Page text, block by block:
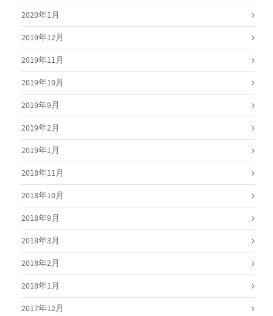
2020年1月
2019年12月
2019年11月
2019年10月
2019年9月
2019年2月
2019年1月
2018年11月
2018年10月
2018年9月
2018年3月
2018年2月
2018年1月
2017年12月